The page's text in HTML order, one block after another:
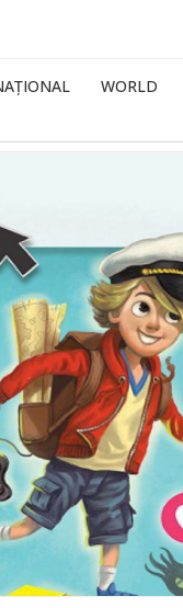
WORLD